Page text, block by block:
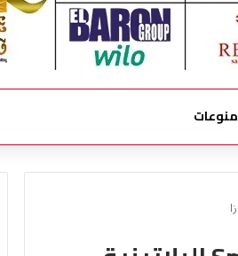
منوعات